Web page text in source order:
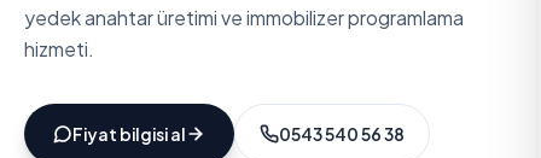
yedek anahtar üretimi ve immobilizer programlama
hizmeti.
Fiyat bilgisi al 0543 540 56 38